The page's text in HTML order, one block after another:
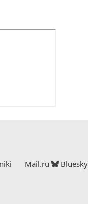
Mail.ru Bluesky